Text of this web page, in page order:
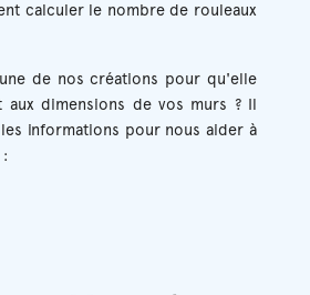
calculer le nombre de rouleaux
de nos créations pour qu'elle
aux dimensions de vos murs ? Il
informations pour nous aider à